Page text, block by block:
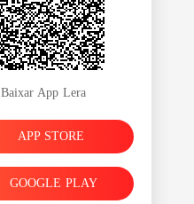
Baixar App Lera
APP STORE
GOOGLE PLAY